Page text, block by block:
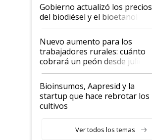
la medida de fuerza de los
prácticos
Gobierno actualizó los precios
del biodiésel y el bioetanol
Nuevo aumento para los
trabajadores rurales: cuánto
cobrará un peón desde julio
Bioinsumos, Aapresid y la
startup que hace rebrotar los
cultivos
Ver todos los temas